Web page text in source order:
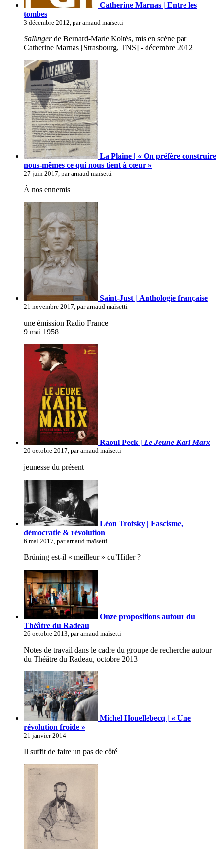
Catherine Marnas | Entre les
tombes
3 décembre 2012, par arnaud maïsetti
Sallingerde Bernard-Marie Koltès, mis en scène par
Catherine Marnas [Strasbourg, TNS] - décembre 2012
La Plaine | « On préfère construire
nous-mêmes ce qui nous tient à cœur »
27 juin 2017, par arnaud maïsetti
À nos ennemis
Saint-Just | Anthologie française
21 novembre 2017, par arnaud maïsetti
une émission Radio France
9 mai 1958
Raoul Peck | Le Jeune Karl Marx
20 octobre 2017, par arnaud maïsetti
jeunesse du présent
Léon Trotsky | Fascisme,
démocratie & révolution
6 mai 2017, par arnaud maïsetti
Brüning est-il « meilleur » qu’Hitler ?
Onze propositions autour du
Théâtre du Radeau
26 octobre 2013, par arnaud maïsetti
Notes de travail dans le cadre du groupe de recherche autour
du Théâtre du Radeau, octobre 2013
Michel Houellebecq | « Une
révolution froide »
21 janvier 2014
Il suffit de faire un pas de côté